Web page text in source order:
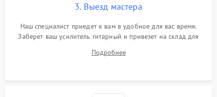
3. Выезд мастера
Наш специалист приедет к вам в удобное для вас время.
Заберет ваш усилитель гитарный и привезет на склад для
Подробнее